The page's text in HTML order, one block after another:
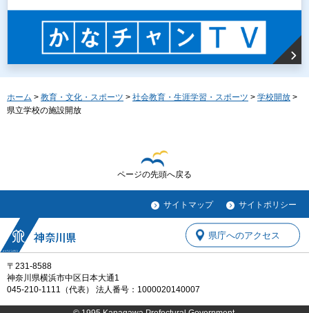
ホーム > 教育・文化・スポーツ > 社会教育・生涯学習・スポーツ > 学校開放 >
県立学校の施設開放
ページの先頭へ戻る
サイトマップ サイトポリシー
〒231-8588
神奈川県横浜市中区日本大通1
045-210-1111（代表） 法人番号：1000020140007
県庁へのアクセス